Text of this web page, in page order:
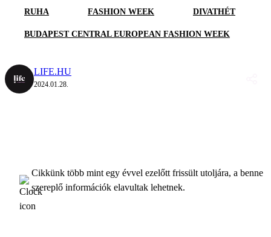
RUHA FASHION WEEK DIVATHÉT
BUDAPEST CENTRAL EUROPEAN FASHION WEEK
LIFE.HU
2024.01.28.
Cikkünk több mint egy évvel ezelőtt frissült utoljára, a benne
szereplő információk elavultak lehetnek.